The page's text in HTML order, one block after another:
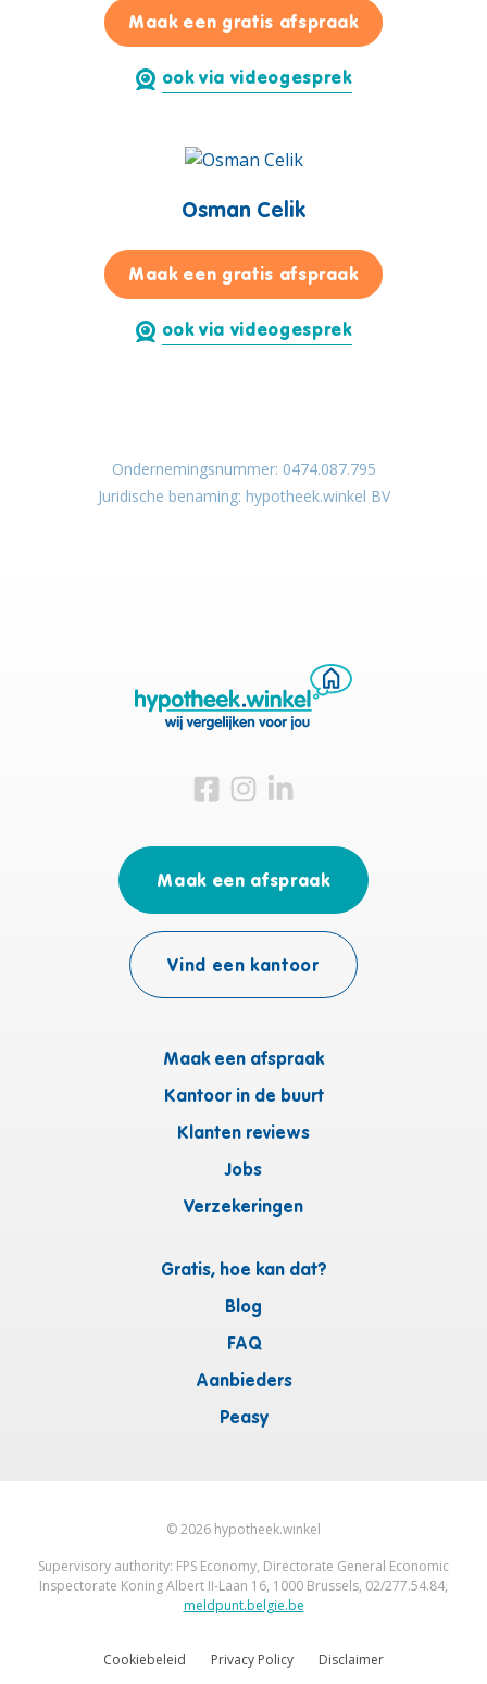
Maak een gratis afspraakvoor
ook via videogesprek
Osman Celik
Maak een gratis afspraakvoor Osman
ook via videogesprek
Ondernemingsnummer: 0474.087.795
Juridische benaming: hypotheek.winkel BV
Bezoek ons op Facebook
Bezoek ons op Instagram
Bezoek ons op Linkedin
Maak een afspraak
Kantoor in de buurt
Klanten reviews
Jobs
Verzekeringen
Gratis, hoe kan dat?
Blog
FAQ
Aanbieders
Peasy
Maak een afspraak
Vind een kantoor
©2026 hypotheek.winkel
Supervisory authority: FPS Economy, Directorate General Economic
Inspectorate Koning Albert II-Laan 16, 1000 Brussels, 02/277.54.84,
meldpunt.belgie.be
Cookiebeleid Privacy Policy Disclaimer